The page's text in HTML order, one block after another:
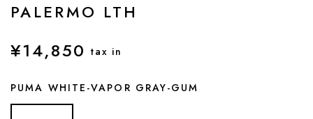
PALERMO LTH
¥14,850 tax in
PUMA WHITE-VAPOR GRAY-GUM